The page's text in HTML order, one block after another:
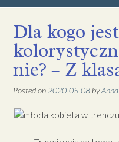
Dla kogo
nie? – Z
Posted on 2020-05-08 byAnna